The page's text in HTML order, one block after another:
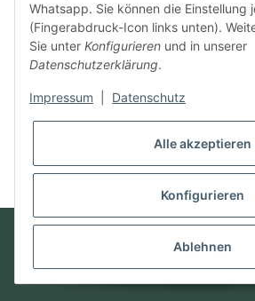
Durchschnitt aus 11
Bewertungen ansehen
© Futter mit Liebe
Powered byJTL-Shop
Whatsapp. Sie können die Einstellung
(Fingerabdruck-Icon links unten).
Sie unter Konfigurieren und in unserer
Datenschutzerklärung.
Impressum Datenschutz
Alle akzeptieren
Konfigurieren
Ablehnen